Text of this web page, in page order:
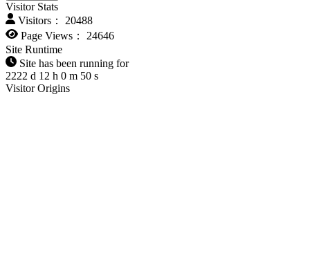
Visitor Stats
Visitors：
20488
Page Views：
24646
Site Runtime
Site has been running for
2222 d 12 h 0 m 51 s
Visitor Origins